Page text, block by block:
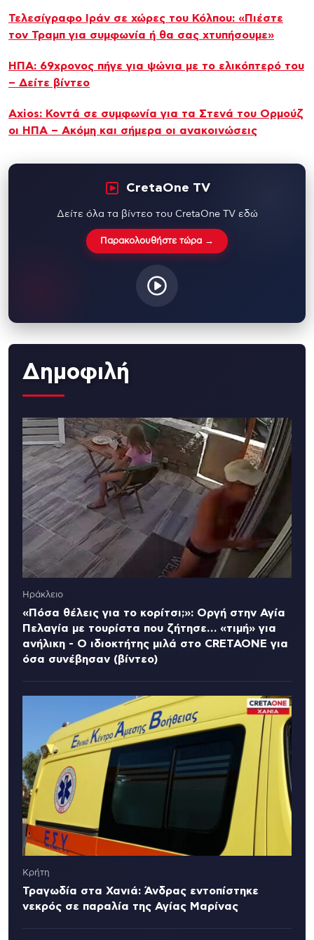
Τελεσίγραφο Ιράν σε χώρες του Κόλπου: «Πιέστε
τον Τραμπ για συμφωνία ή θα σας χτυπήσουμε»
ΗΠΑ: 69χρονος πήγε για ψώνια με το ελικόπτερό του
– Δείτε βίντεο
Axios: Κοντά σε συμφωνία για τα Στενά του Ορμούζ
οι ΗΠΑ – Ακόμη και σήμερα οι ανακοινώσεις
CretaOne TV
Δείτε όλα τα βίντεο του CretaOne TV εδώ
Παρακολουθήστε τώρα →
Δημοφιλή
Ηράκλειο
«Πόσα θέλεις για το κορίτσι;»: Οργή στην Αγία
Πελαγία με τουρίστα που ζήτησε… «τιμή» για
ανήλικη - Ο ιδιοκτήτης μιλά στο CRETAONE για
όσα συνέβησαν (βίντεο)
Κρήτη
Τραγωδία στα Χανιά: Άνδρας εντοπίστηκε
νεκρός σε παραλία της Αγίας Μαρίνας